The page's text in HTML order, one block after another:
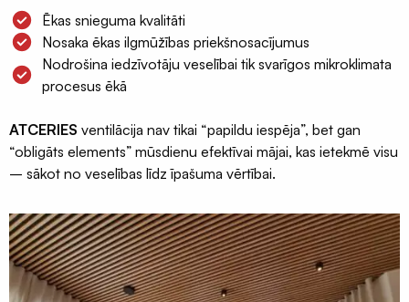
Ēkas snieguma kvalitāti
Nosaka ēkas ilgmūžības priekšnosacījumus
Nodrošina iedzīvotāju veselībai tik svarīgos mikroklimata
procesus ēkā
ATCERIES ventilācija nav tikai “papildu iespēja”, bet gan
“obligāts elements” mūsdienu efektīvai mājai, kas ietekmē visu
– sākot no veselības līdz īpašuma vērtībai.
grīdu
folija
plēves
Ģeomembrāna
ģeotekstils
Sastatņu
aizsargplēve,
Celtniecības
lentas
Šuvju